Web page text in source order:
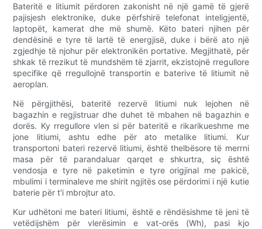
Bateritë e litiumit përdoren zakonisht në një gamë të gjerë
pajisjesh elektronike, duke përfshirë telefonat inteligjentë,
laptopët, kamerat dhe më shumë. Këto bateri njihen për
dendësinë e tyre të lartë të energjisë, duke i bërë ato një
zgjedhje të njohur për elektronikën portative. Megjithatë, për
shkak të rrezikut të mundshëm të zjarrit, ekzistojnë rregullore
specifike që rregullojnë transportin e baterive të litiumit në
aeroplan.
Në përgjithësi, bateritë rezervë litiumi nuk lejohen në
bagazhin e regjistruar dhe duhet të mbahen në bagazhin e
dorës. Ky rregullore vlen si për bateritë e rikarikueshme me
jone litiumi, ashtu edhe për ato metalike litiumi. Kur
transportoni bateri rezervë litiumi, është thelbësore të merrni
masa për të parandaluar qarqet e shkurtra, siç është
vendosja e tyre në paketimin e tyre origjinal me pakicë,
mbulimi i terminaleve me shirit ngjitës ose përdorimi i një kutie
baterie për t'i mbrojtur ato.
Kur udhëtoni me bateri litiumi, është e rëndësishme të jeni të
vetëdijshëm për vlerësimin e vat-orës (Wh), pasi kjo